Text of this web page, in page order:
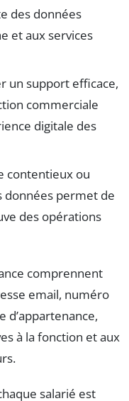
des données
et aux services
un support efficace,
commerciale
digitale des
contentieux ou
données permet de
des opérations
comprennent
email, numéro
d’appartenance,
à la fonction et aux
salarié est